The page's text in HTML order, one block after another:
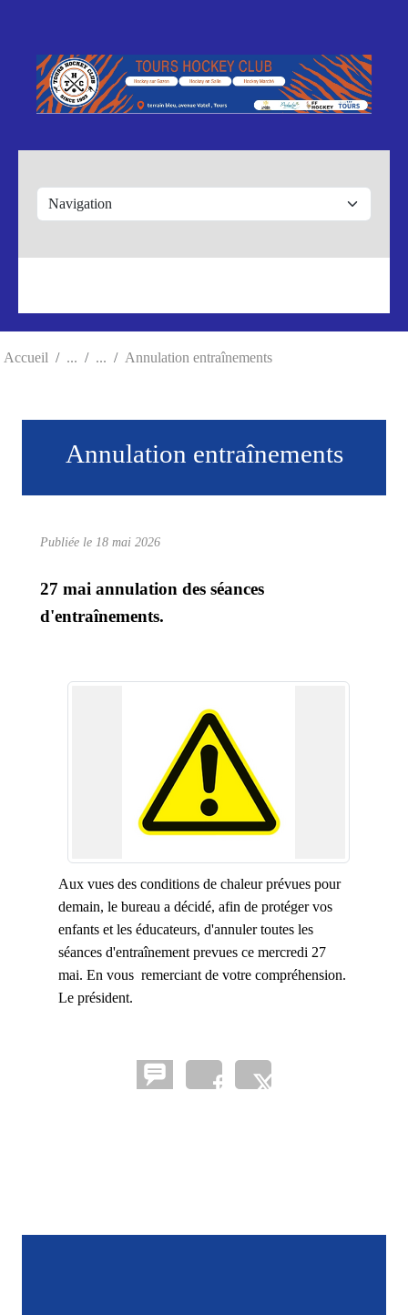
Accueil Annulation entraînements
Annulation entraînements
Publiée le 18 mai 2026
27 mai annulation des séances
d'entraînements.
Aux vues des conditions de chaleur prévues pour
demain, le bureau a décidé, afin de protéger vos
enfants et les éducateurs, d'annuler toutes les
séances d'entraînement prevues ce mercredi 27
mai. En vous remerciant de votre compréhension.
Le président.